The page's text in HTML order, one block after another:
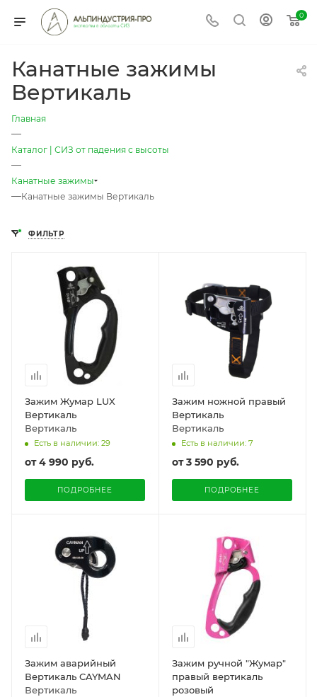
0
Канатные зажимы
Вертикаль
Главная
—
Каталог | СИЗ от падения с высоты
—
Канатные зажимы
—Канатные зажимы Вертикаль
ФИЛЬТР
Зажим Жумар LUX
Вертикаль
Вертикаль
Есть в наличии: 29
от4 990 руб.
ПОДРОБНЕЕ
Зажим ножной правый
Вертикаль
Вертикаль
Есть в наличии: 7
от3 590 руб.
ПОДРОБНЕЕ
Зажим аварийный
Вертикаль CAYMAN
Вертикаль
Зажим ручной "Жумар"
правый вертикаль
розовый